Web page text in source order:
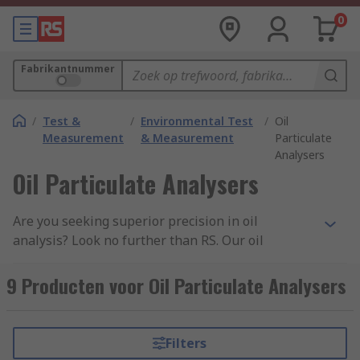
0
Fabrikantnummer
/ Test &
Measurement
/ Environmental Test
& Measurement
/ Oil
Particulate
Analysers
Oil Particulate Analysers
Are you seeking superior precision in oil
analysis? Look no further than RS. Our oil
leading brands with state-of-the-art technology
to deliver unparalleled accuracy and reliability in
9 Producten voor Oil Particulate Analysers
Filters